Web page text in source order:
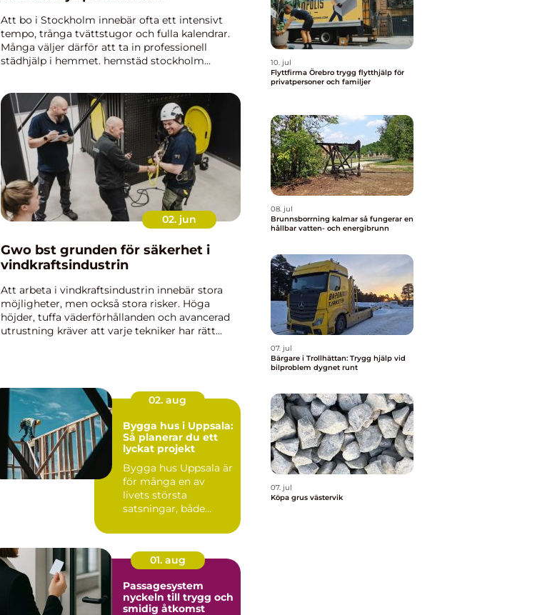
Att bo i Stockholm innebär ofta ett intensivt
tempo, trånga tvättstugor och fulla kalendrar.
Många väljer därför att ta in professionell
städhjälp i hemmet. hemstäd stockholm
02. jun
Gwo bst grunden för säkerhet i
vindkraftsindustrin
Att arbeta i vindkraftsindustrin innebär stora
möjligheter, men också stora risker. Höga
höjder, tuffa väderförhållanden och avancerad
utrustning kräver att varje tekniker har rätt
02. aug
Bygga hus i Uppsala:
Så planerar du ett
lyckat projekt
Bygga hus Uppsala är
för många en av
livets största
satsningar, både
01. aug
Passagesystem
nyckeln till trygg och
smidig åtkomst
10. jul
Flyttfirma Örebro trygg flytthjälp för
privatpersoner och familjer
08. jul
Brunnsborrning kalmar så fungerar en
hållbar vatten- och energibrunn
07. jul
Bärgare i Trollhättan: Trygg hjälp vid
bilproblem dygnet runt
07. jul
Köpa grus västervik